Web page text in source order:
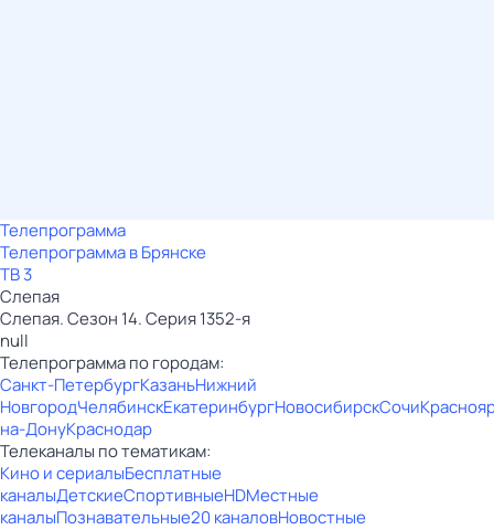
Телепрограмма
Телепрограмма в Брянске
ТВ 3
Слепая
Слепая. Сезон 14. Серия 1352-я
null
Телепрограмма по городам:
Санкт-ПетербургКазаньНижний
НовгородЧелябинскЕкатеринбургНовосибирскСочи
на-ДонуКраснодар
Телеканалы по тематикам:
Кино и сериалыБесплатные
каналыДетскиеСпортивныеHDМестные
каналыПознавательные20 каналовНовостные